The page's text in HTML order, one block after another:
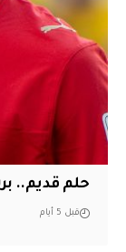
حلم قديم..
قبل 5 أيام